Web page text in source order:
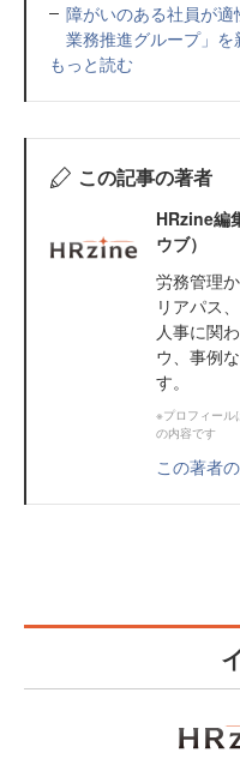
障がいのある社員が
業務推進グループ」
もっと読む
この記事の著者
HRzine編
ウブ）
労務管理
リアパス
人事に関
ウ、事例
す。
※プロフィール
の内容です
この著者